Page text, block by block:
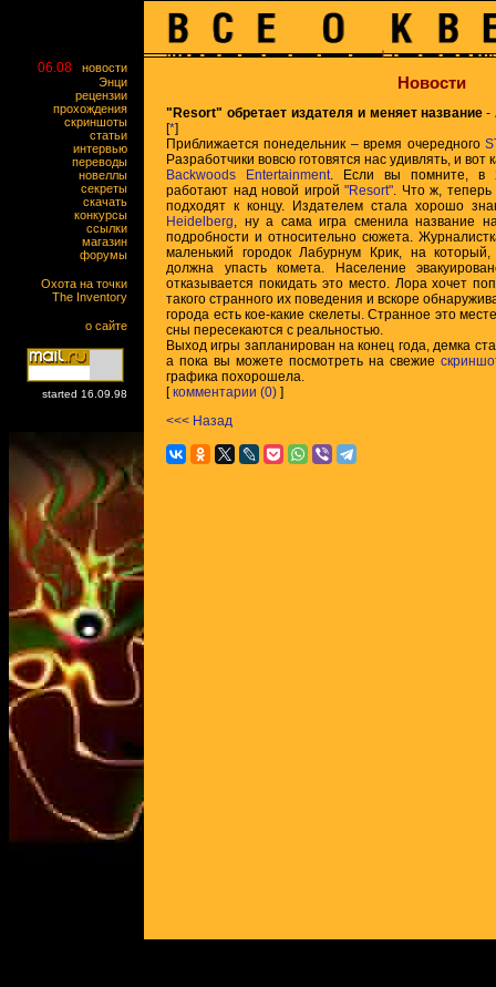
06.08
новости
Энци
рецензии
прохождения
скриншоты
статьи
интервью
переводы
новеллы
секреты
скачать
конкурсы
ссылки
магазин
форумы
Охота на точки
The Inventory
о сайте
started 16.09.98
Новости
"Resort" обретает издателя и меняет название-
[*]
Приближается понедельник – время очередного
Разработчики вовсю готовятся нас удивлять, и
Backwoods Entertainment. Если вы помните, в
работают над новой игрой"Resort". Что ж,
подходят к концу. Издателем стала хорошо
Heidelberg, ну а сама игра сменила название
подробности и относительно сюжета.
маленький городок Лабурнум Крик, на
должна упасть комета. Население
отказывается покидать это место. Лора хочет
такого странного их поведения и вскоре
города есть кое-какие скелеты. Странное это
сны пересекаются с реальностью.
Выход игры запланирован на конец года, демка
а пока вы можете посмотреть на свежие
графика похорошела.
[комментарии (0) ]
<<< Назад